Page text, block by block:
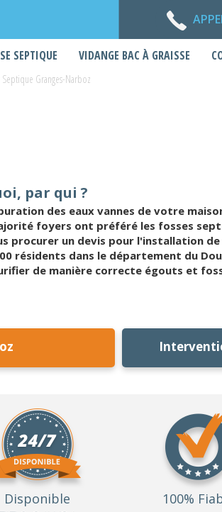
SEPTIQUE VIDANGE BAC À GRAISSE
Septique Granges-Narboz
par qui ?
des eaux vannes de votre
foyers ont préféré les fosses
un devis pour l'installation
résidents dans le département du
de manière correcte égouts et
Disponible
100%